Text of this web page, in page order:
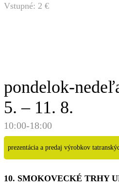
Vstupné: 2 €
pondelok-
5. – 11. 8.
10:00-18:00
prezentácia a predaj výrobkov
10. SMOKOVECKÉ TRHY